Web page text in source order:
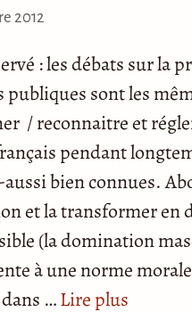
2012
: les débats sur la
sont les
/ reconnaitre et
pendant
aussi bien connues.
et la transformer en
(la domination
à une norme
…Lire plus